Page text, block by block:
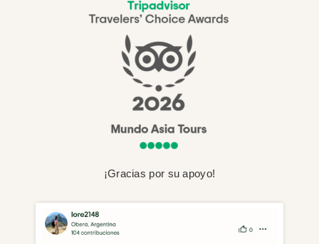
¡Gracias por su apoyo!